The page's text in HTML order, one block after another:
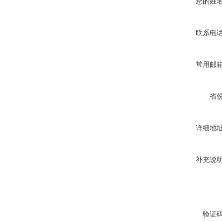
联系电
常用邮
省
详细地
补充说
验证